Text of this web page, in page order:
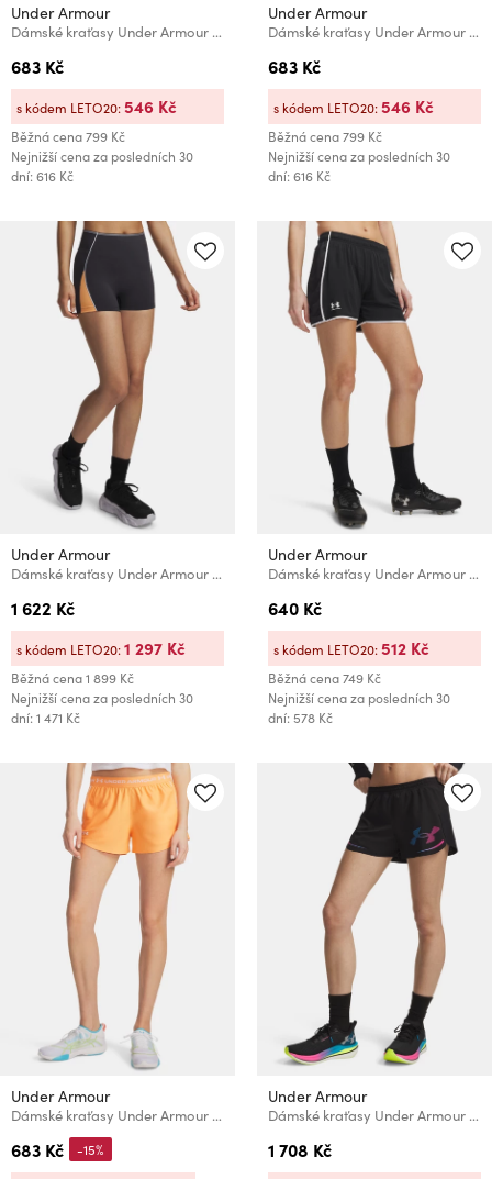
Under Armour
Dámské kraťasy Under Armour UA Fly By 3'' Shorts
683 Kč
Běžná cena799 Kč
Nejnižší cena za posledních 30
dní: 616 Kč
s kódem LETO20:546 Kč
Under Armour
Dámské kraťasy Under Armour Tech Play Up Shorts
683 Kč
Běžná cena799 Kč
Nejnižší cena za posledních 30
dní: 616 Kč
s kódem LETO20:546 Kč
Under Armour
Dámské kraťasy Under Armour UA Halo Run Shorty
1 622 Kč
Běžná cena1 899 Kč
Nejnižší cena za posledních 30
dní: 1 471 Kč
s kódem LETO20:1 297 Kč
Under Armour
Dámské kraťasy Under Armour UA W Challenger Train Short
640 Kč
Běžná cena749 Kč
Nejnižší cena za posledních 30
dní: 578 Kč
s kódem LETO20:512 Kč
Under Armour
Dámské kraťasy Under Armour Tech Play Up Shorts
683 Kč -15%
Under Armour
Dámské kraťasy Under Armour UA Velociti Elite Shorts-BLK
1 708 Kč